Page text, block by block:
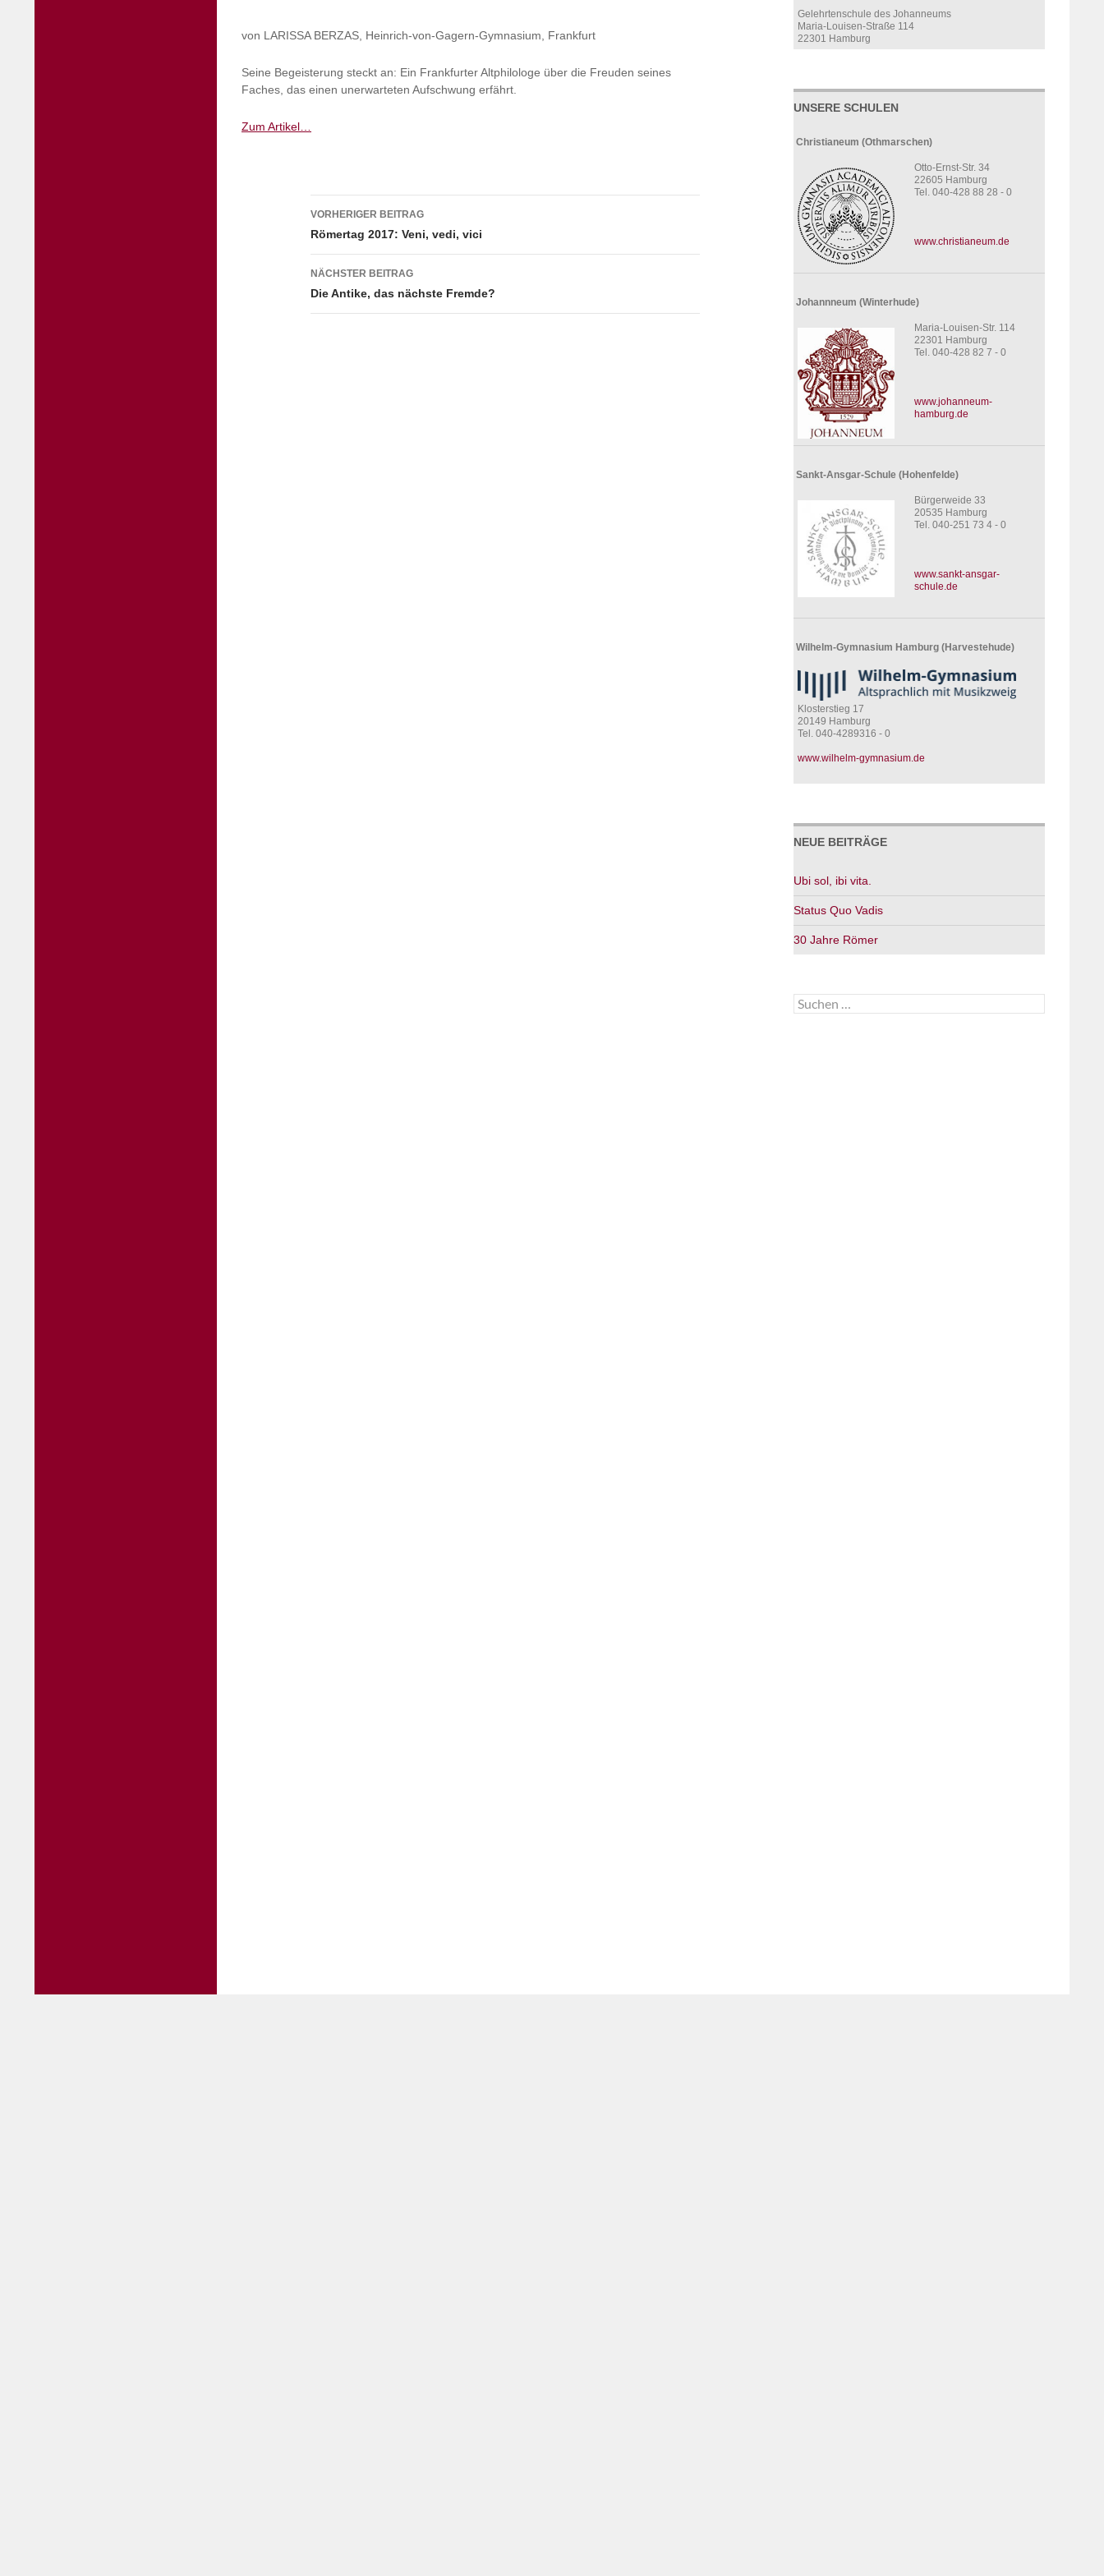
von LARISSA BERZAS, Heinrich-von-Gagern-Gymnasium, Frankfurt
Seine Begeisterung steckt an: Ein Frankfurter Altphilologe über die Freuden seines
Faches, das einen unerwarteten Aufschwung erfährt.
Zum Artikel…
Beitragsnavigation
VORHERIGER BEITRAG
Römertag 2017: Veni, vedi, vici
NÄCHSTER BEITRAG
Die Antike, das nächste Fremde?
Gelehrtenschule des Johanneums
Maria-Louisen-Straße 114
22301 Hamburg
UNSERE SCHULEN
Christianeum (Othmarschen)
Otto-Ernst-Str. 34
22605 Hamburg
Tel. 040-428 88 28 - 0
www.christianeum.de
Johannneum (Winterhude)
Maria-Louisen-Str. 114
22301 Hamburg
Tel. 040-428 82 7 - 0
www.johanneum-
hamburg.de
Sankt-Ansgar-Schule (Hohenfelde)
Bürgerweide 33
20535 Hamburg
Tel. 040-251 73 4 - 0
www.sankt-ansgar-
schule.de
Wilhelm-Gymnasium Hamburg (Harvestehude)
Klosterstieg 17
20149 Hamburg
Tel. 040-4289316 - 0
www.wilhelm-gymnasium.de
NEUE BEITRÄGE
Ubi sol, ibi vita.
Status Quo Vadis
30 Jahre Römer
Suchen
nach: